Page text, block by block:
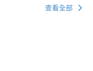
查看全部